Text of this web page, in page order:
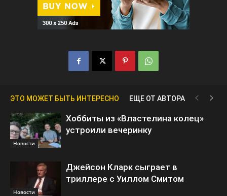
ЭТО МОЖЕТ БЫТЬ ИНТЕРЕСНО ЕЩЕ ОТ АВТОРА
Новости
Хоббиты из «Властелина колец»
устроили вечеринку
Новости
Джейсон Кларк сыграет в
триллере с Уиллом Смитом